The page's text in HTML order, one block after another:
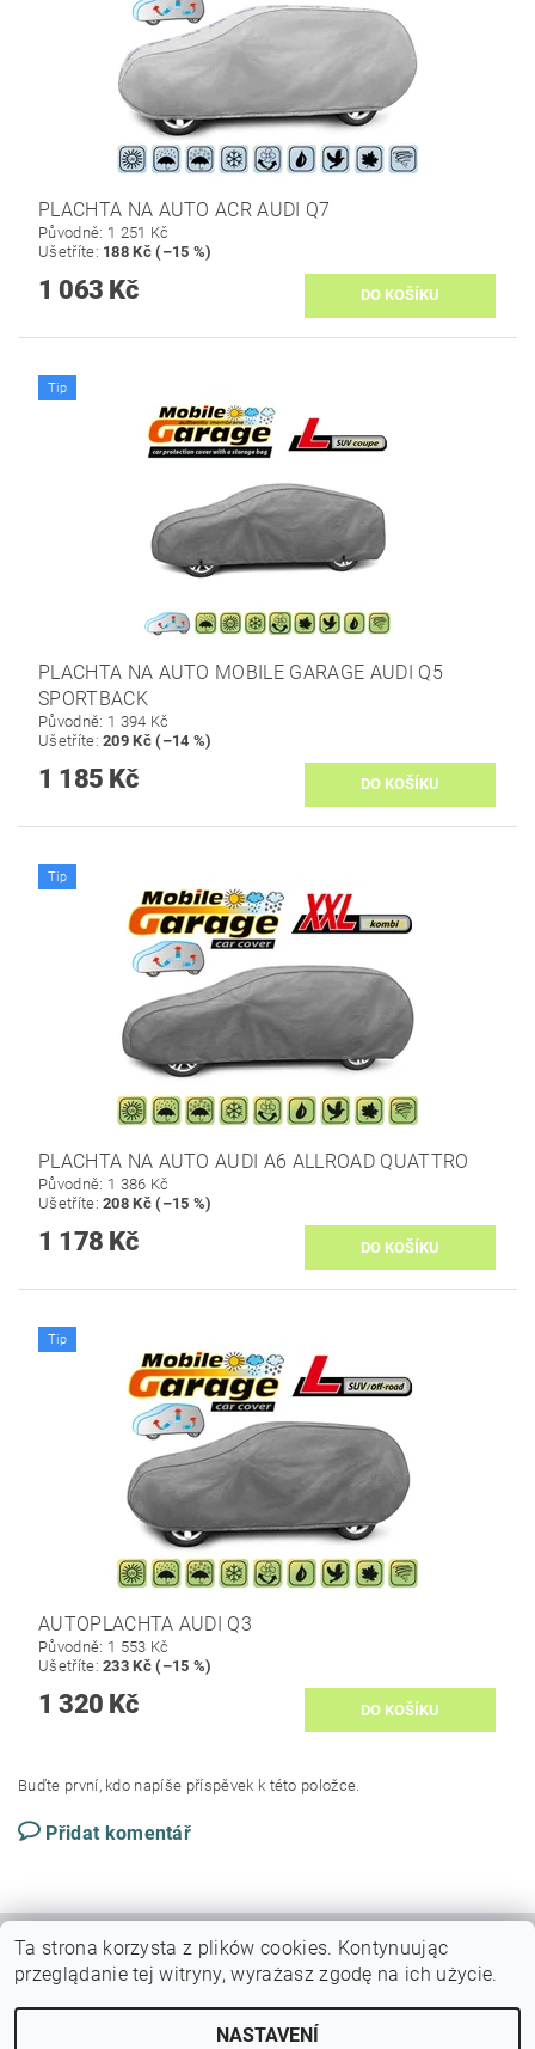
PLACHTA NA AUTO ACR AUDI Q7
Původně: 1 251 Kč
Ušetříte: 188 Kč (–15 %)
1 063 Kč
Tip
PLACHTA NA AUTO MOBILE GARAGE AUDI Q5
SPORTBACK
Původně: 1 394 Kč
Ušetříte:209 Kč (–14 %)
1 185 Kč
Tip
PLACHTA NA AUTO AUDI A6 ALLROAD QUATTRO
Původně: 1 386 Kč
Ušetříte:208 Kč (–15 %)
1 178 Kč
Tip
AUTOPLACHTA AUDI Q3
Původně: 1 553 Kč
Ušetříte:233 Kč (–15 %)
1 320 Kč
Buďte první, kdo napíše příspěvek k této položce.
Přidat komentář
VŠEOBECNÉ OBCHODNÍ PODMÍNKY | DOPRAVY A PLATBY |
Podmínky ochrany osobních údajů
Ta strona korzysta z plików cookies. Kontynuując
przeglądanie tej witryny, wyrażasz zgodę na ich użycie.
NASTAVENÍ